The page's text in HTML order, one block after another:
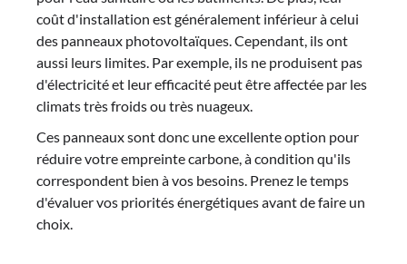
coût d'installation est généralement inférieur à celui
des panneaux photovoltaïques. Cependant, ils ont
aussi leurs limites. Par exemple, ils ne produisent pas
d'électricité et leur efficacité peut être affectée par les
climats très froids ou très nuageux.
Ces panneaux sont donc une excellente option pour
réduire votre empreinte carbone, à condition qu'ils
correspondent bien à vos besoins. Prenez le temps
d'évaluer vos priorités énergétiques avant de faire un
choix.